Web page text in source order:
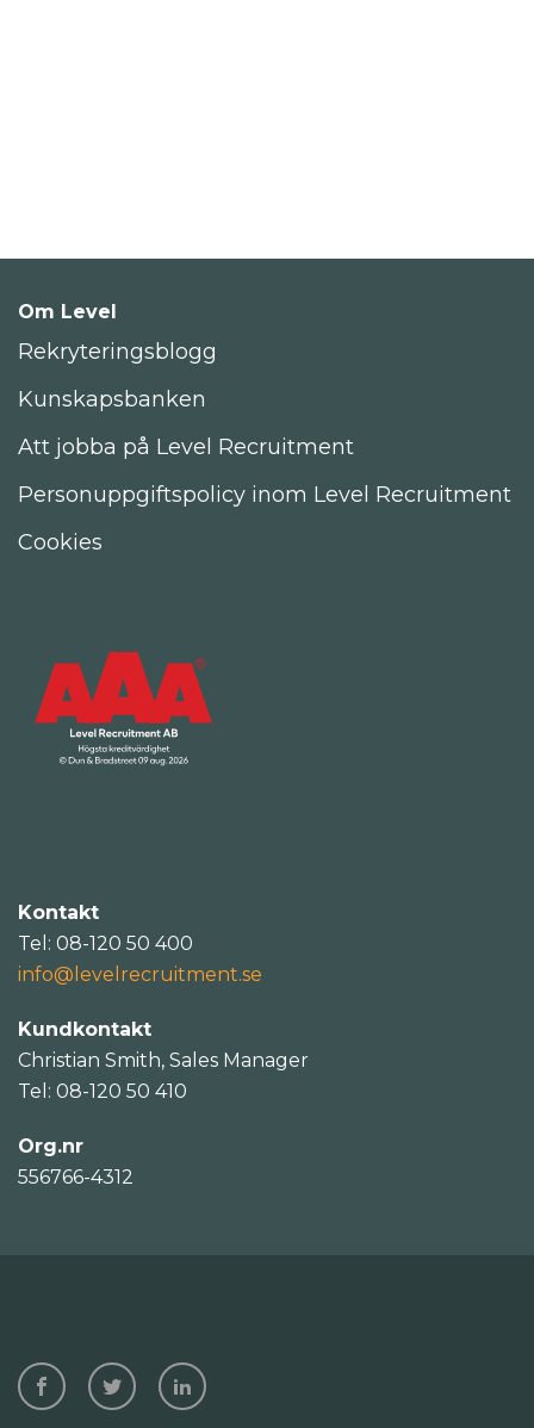
Om Level
Rekryteringsblogg
Kunskapsbanken
Att jobba på Level Recruitment
Personuppgiftspolicy inom Level Recruitment
Cookies
Kontakt
Tel: 08-120 50 400
info@levelrecruitment.se
Kundkontakt
Christian Smith, Sales Manager
Tel: 08-120 50 410
Org.nr
556766-4312